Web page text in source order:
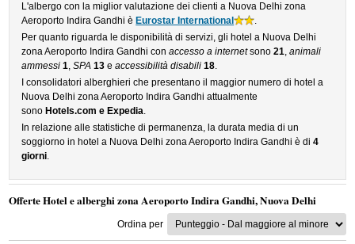
L'albergo con la miglior valutazione dei clienti a Nuova Delhi zona
Aeroporto Indira Gandhi è Eurostar International
.
Per quanto riguarda le disponibilità di servizi, gli hotel a Nuova Delhi
zona Aeroporto Indira Gandhi conaccesso a internetsono21,animali
ammessi 1,SPA 13 eaccessibilità disabili 18.
I consolidatori alberghieri che presentano il maggior numero di hotel a
Nuova Delhi zona Aeroporto Indira Gandhi attualmente
sono Hotels.com e Expedia.
In relazione alle statistiche di permanenza, la durata media di un
soggiorno in hotel a Nuova Delhi zona Aeroporto Indira Gandhi è di4
giorni.
Offerte Hotel e alberghi zona Aeroporto Indira Gandhi, Nuova Delhi
Ordina per